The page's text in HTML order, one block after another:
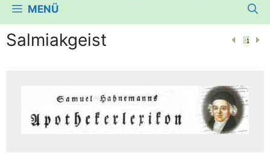
MENÜ
Salmiakgeist